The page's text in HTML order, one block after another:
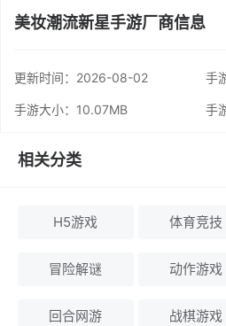
美妆潮流新星手游厂商信息
更新时间： 2026-08-02 手
手游大小：10.07MB 手
相关分类
H5游戏 体育竞技
冒险解谜 动作游戏
回合网游 战棋游戏